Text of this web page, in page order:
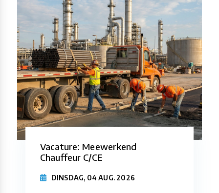
Vacature: Meewerkend
Chauffeur C/CE
DINSDAG, 04 AUG. 2026